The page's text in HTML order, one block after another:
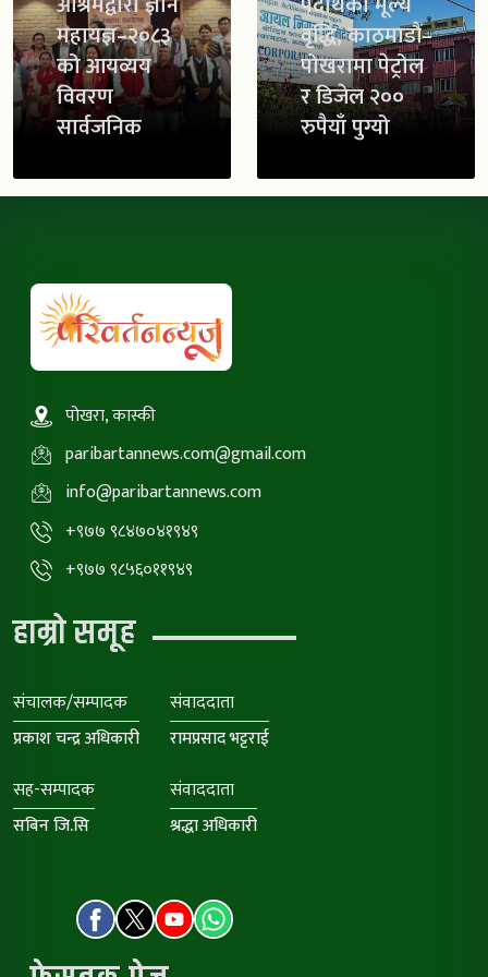
महायज्ञ–२०८३
को आयव्यय
विवरण
सार्वजनिक
वृद्धि, काठमाडौं–
पोखरामा पेट्रोल
र डिजेल २००
रुपैयाँ पुग्यो
पोखरा, कास्की
paribartannews.com@gmail.com
info@paribartannews.com
+९७७ ९८४७०४१९४९
+९७७ ९८५६०११९४९
हाम्रो समूह
संचालक/सम्पादक
प्रकाश चन्द्र अधिकारी
संवाददाता
रामप्रसाद भट्टराई
सह-सम्पादक
सबिन जि.सि
संवाददाता
श्रद्धा अधिकारी